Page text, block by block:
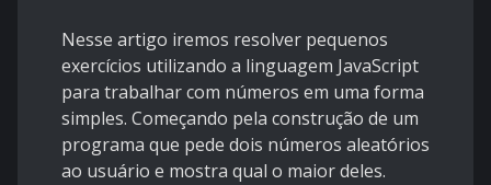
Nesse artigo iremos resolver pequenos
exercícios utilizando a linguagem JavaScript
para trabalhar com números em uma forma
simples. Começando pela construção de um
programa que pede dois números aleatórios
ao usuário e mostra qual o maior deles.